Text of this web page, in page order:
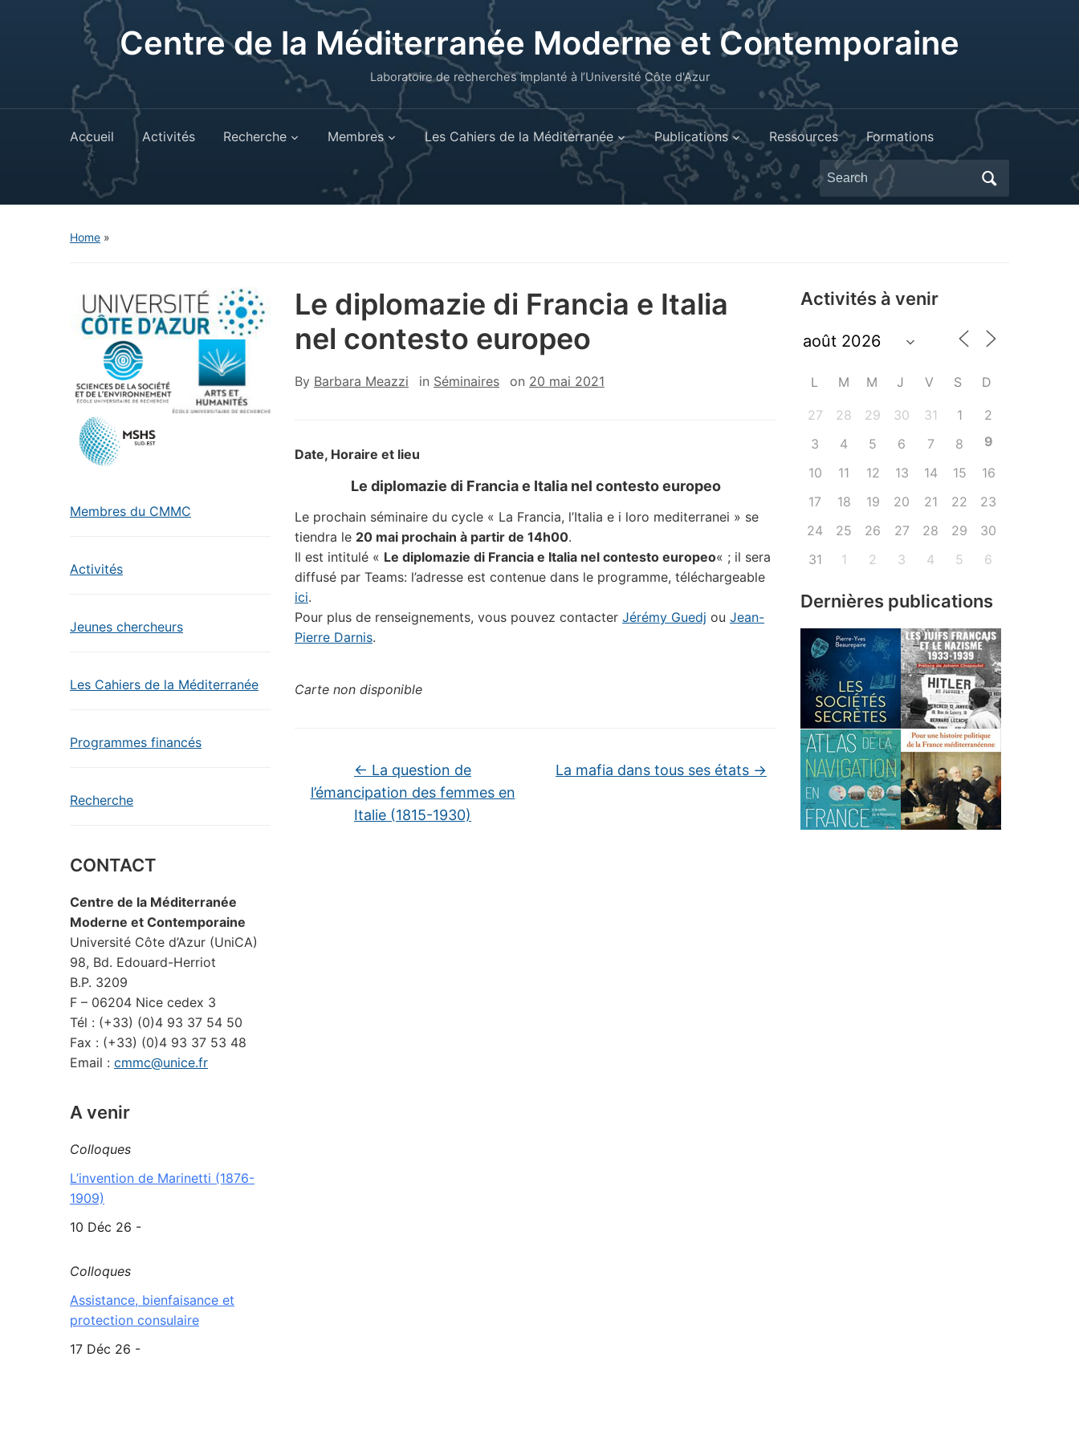
Centre de la Méditerranée Moderne et Contemporaine
Laboratoire de recherches implanté à l’Université Côte d'Azur
Accueil Activités Recherche Membres Les Cahiers de la Méditerranée Publications Ressources Formations
Search
for:
Home »
Membres du CMMC
Activités
Jeunes chercheurs
Les Cahiers de la Méditerranée
Programmes financés
Recherche
CONTACT
Centre de la Méditerranée
Moderne et Contemporaine
Université Côte d’Azur (UniCA)
98, Bd. Edouard-Herriot
B.P. 3209
F – 06204 Nice cedex 3
Tél : (+33) (0)4 93 37 54 50
Fax : (+33) (0)4 93 37 53 48
Email : cmmc@unice.fr
A venir
Colloques
L’invention de Marinetti (1876-
1909)
10 Déc 26 -
Colloques
Assistance, bienfaisance et
protection consulaire
17 Déc 26 -
Le diplomazie di Francia e Italia
nel contesto europeo
By Barbara Meazzi in Séminaires on 20 mai 2021
Date, Horaire et lieu
Le diplomazie di Francia e Italia nel contesto europeo
Le prochain séminaire du cycle « La Francia, l’Italia e i loro mediterranei » se
tiendra le 20 mai prochain à partir de 14h00.
Il est intitulé « Le diplomazie di Francia e Italia nel contesto europeo« ; il sera
diffusé par Teams: l’adresse est contenue dans le programme, téléchargeable
ici.
Pour plus de renseignements, vous pouvez contacter Jérémy Guedj ou Jean-
Pierre Darnis.
Carte non disponible
← La question de
l’émancipation des femmes en
Italie (1815-1930)
La mafia dans tous ses états →
Activités à venir
L M M J V S D
27 28 29 30 31 1
2
3
4 5 6 7 8
9
10
11 12 13 14 15
16
17
18 19 20 21 22
23
24
25 26 27 28 29
30
31
1 2 3 4 5 6
Dernières publications